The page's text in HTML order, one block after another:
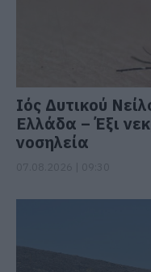
Ιός Δυτικού
Ελλάδα – Έξι
νοσηλεία